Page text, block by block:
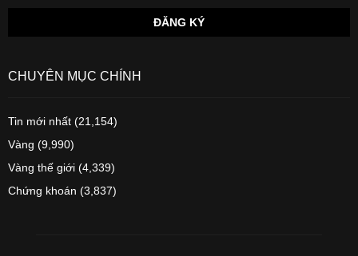
CHUYÊN MỤC CHÍNH
Tin mới nhất (21,154)
Vàng (9,990)
Vàng thế giới (4,339)
Chứng khoán (3,837)